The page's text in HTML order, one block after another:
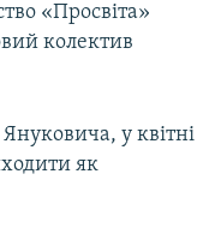
«Просвіта»
колектив
у квітні
як